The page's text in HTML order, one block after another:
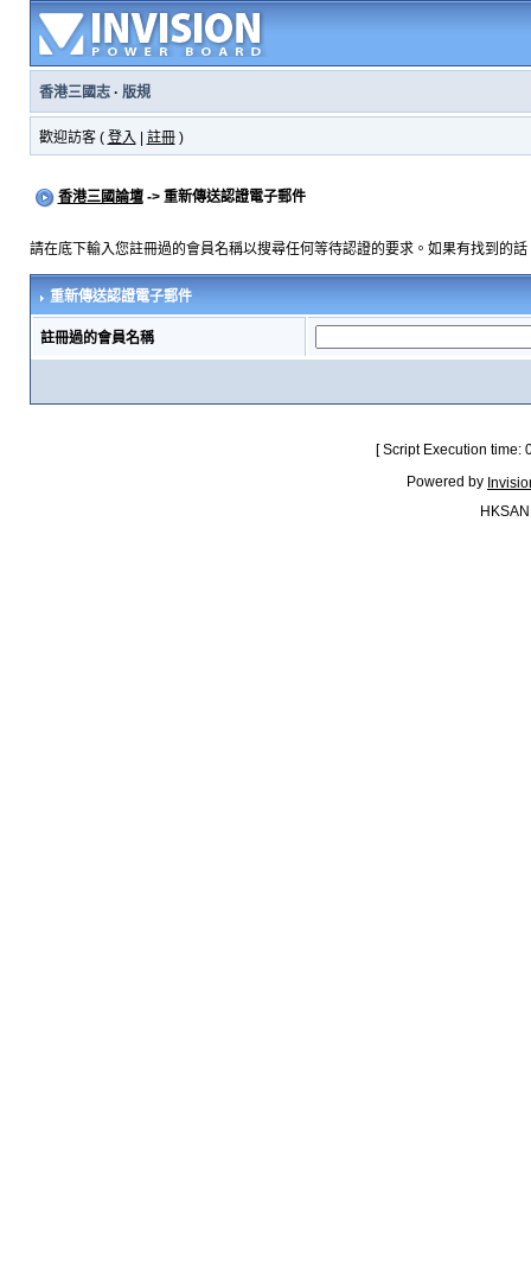
香港三國志· 版規
歡迎訪客 ( 登入 註冊)
香港三國論壇-> 重新傳送認證電子郵件
請在底下輸入您註冊過的會員名稱以搜尋任何等待認證的要求。如果有找到的
重新傳送認證電子郵件
註冊過的會員名稱
[ Script Execution
Powered by